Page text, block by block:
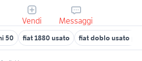
Vendi Messaggi
50 fiat 1880 usato fiat doblo usato